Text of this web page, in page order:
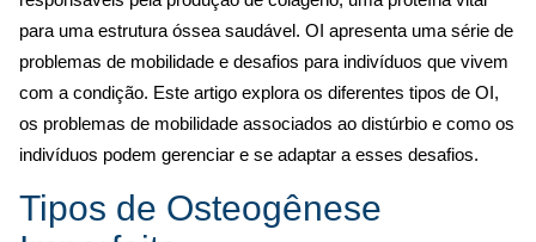
para uma estrutura óssea saudável. OI apresenta uma série de
problemas de mobilidade e desafios para indivíduos que vivem
com a condição. Este artigo explora os diferentes tipos de OI,
os problemas de mobilidade associados ao distúrbio e como os
indivíduos podem gerenciar e se adaptar a esses desafios.
Tipos de Osteogênese